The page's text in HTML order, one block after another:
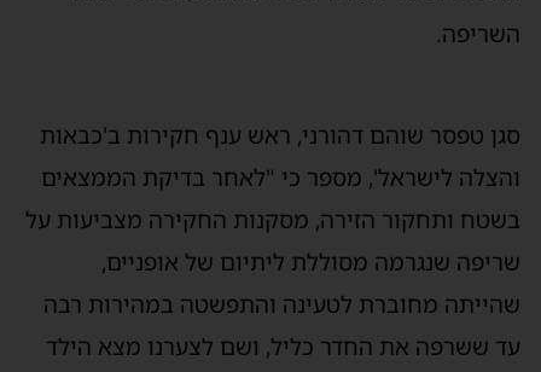
השריפה.
סגן טפסר שוהם דהורני, ראש ענף חקירות ב'כבאות
והצלה לישראל', מספר כי "לאחר בדיקת הממצאים
בשטח ותחקור הזירה, מסקנות החקירה מצביעות על
שריפה שנגרמה מסוללת ליתיום של אופניים,
שהייתה מחוברת לטעינה והתפשטה במהירות רבה
עד ששרפה את החדר כליל, ושם לצערנו מצא הילד